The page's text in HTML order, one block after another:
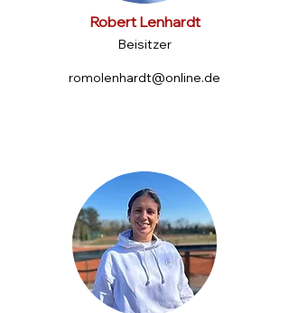
Robert Lenhardt
Beisitzer
romolenhardt@online.de